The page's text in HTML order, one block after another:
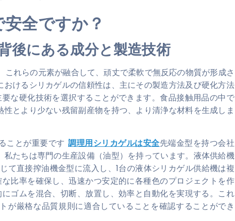
全ですか？
後にある成分と製造技術
これらの元素が融合して、頑丈で柔軟で無反応の物質が形成さ
けるシリカゲルの信頼性は、主にその製造方法及び硬化方法
な硬化技術を選択することができます。食品接触用品の中で
とより少ない残留副産物を持つ、より清浄な材料を生成しま
ことが重要です調理用シリカゲルは安全先端金型を持つ会社
たちは専門の生産設備（油型）を持っています。液体供給機
て直接搾油機金型に流入し、1台の液体シリカゲル供給機は複
比率を確保し、迅速かつ安定的に各種色のプロジェクトを作
ゴムを混合、切断、放置し、効率と自動化を実現する。これ
が厳格な品質規則に適合していることを確認することができ